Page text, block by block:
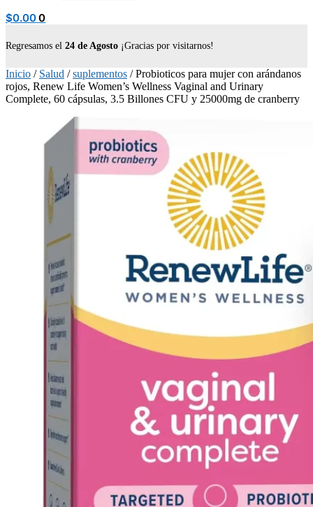
$0.00 0
Regresamos el 24 de Agosto ¡Gracias por visitarnos!
Inicio / Salud /suplementos /Probioticos para mujer con arándanos
rojos, Renew Life Women’s Wellness Vaginal and Urinary
Complete, 60 cápsulas, 3.5 Billones CFU y 25000mg de cranberry